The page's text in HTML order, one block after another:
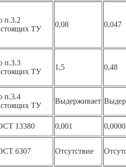
п.3.2
ТУ
0,08 0,047
п.3.3
ТУ
1,5 0,48
п.3.4
ТУ
Выдерживает
13380 0,001
6307 Отсутствие